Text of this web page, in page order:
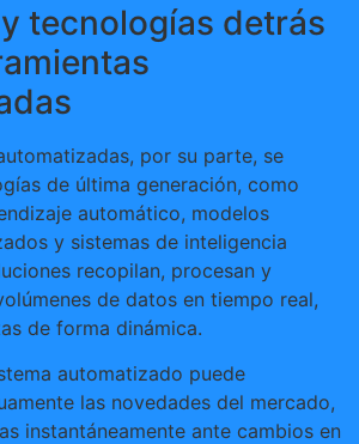
tecnologías detrás
por su parte, se
de última generación, como
automático, modelos
y sistemas de inteligencia
recopilan, procesan y
de datos en tiempo real,
de forma dinámica.
automatizado puede
las novedades del mercado,
instantáneamente ante cambios en